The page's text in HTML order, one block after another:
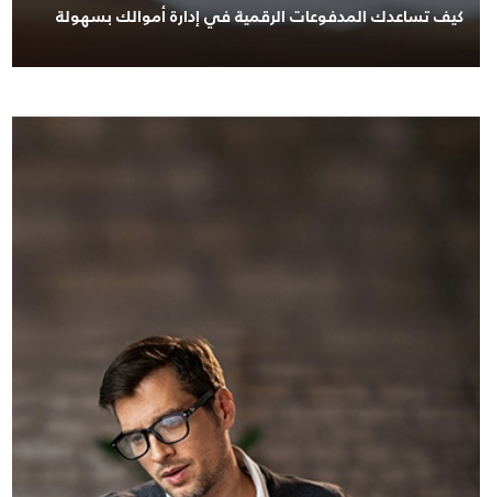
كيف تساعدك المدفوعات الرقمية في إدارة أموالك بسهولة